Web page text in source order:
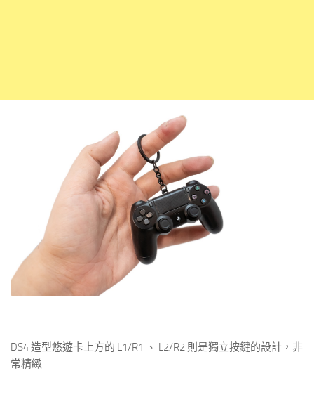
DS4 造型悠遊卡上方的 L1/R1 、 L2/R2 則是獨立按鍵的設計，非
常精緻